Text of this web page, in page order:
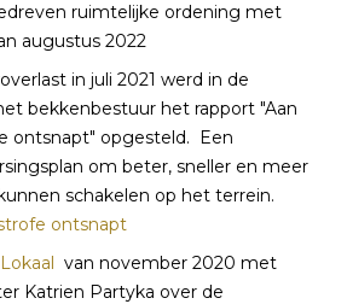
ruimtelijke ordening met
augustus 2022
in juli 2021 werd in de
bekkenbestuur het rapport "Aan
ontsnapt" opgesteld. Een
om beter, sneller en meer
schakelen op het terrein.
ontsnapt
Lokaal van november 2020 met
Katrien Partyka over de